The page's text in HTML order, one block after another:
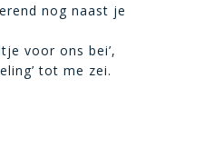
nog naast je
voor ons bei’,
tot me zei.